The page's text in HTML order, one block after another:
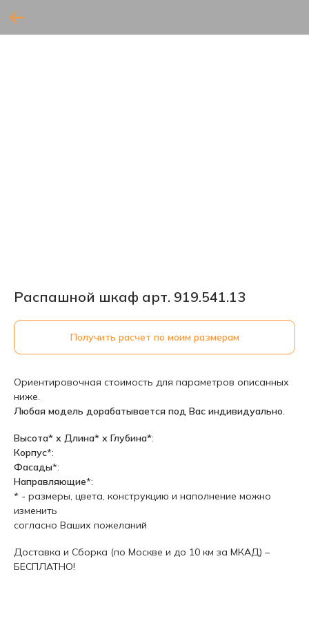
Распашной шкаф арт. 919.541.13
Получить расчет по моим размерам
Ориентировочная стоимость для параметров описанных
ниже.
Любая модель дорабатывается под Вас индивидуально.
Высота* х Длина* х Глубина*:
Корпус*:
Фасады*:
Направляющие*:
* - размеры, цвета, конструкцию и наполнение можно
изменить
согласно Ваших пожеланий
Доставка и Сборка (по Москве и до 10 км за МКАД) –
БЕСПЛАТНО!